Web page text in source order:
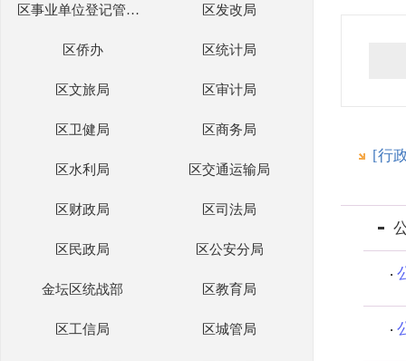
区事业单位登记管理局 区发改局
区侨办 区统计局
区文旅局 区审计局
区卫健局 区商务局
区水利局 区交通运输局
区财政局 区司法局
区民政局 区公安分局
金坛区统战部 区教育局
区工信局 区城管局
[行